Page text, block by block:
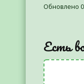
Обновлено
Есть